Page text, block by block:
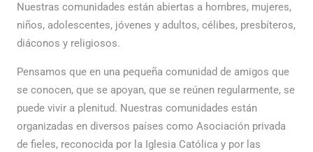
Nuestras comunidades están abiertas a hombres, mujeres,
niños, adolescentes, jóvenes y adultos, célibes, presbíteros,
diáconos y religiosos.
Pensamos que en una pequeña comunidad de amigos que
se conocen, que se apoyan, que se reúnen regularmente, se
puede vivir a plenitud. Nuestras comunidades están
organizadas en diversos países como Asociación privada
de fieles, reconocida por la Iglesia Católica y por las